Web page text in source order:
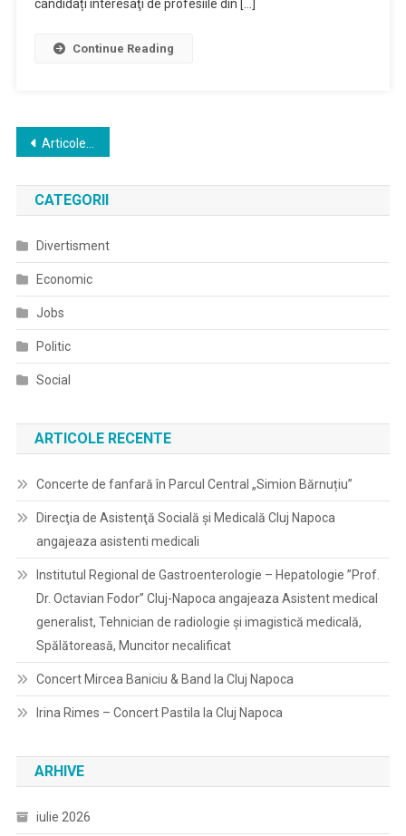
candidați interesaţi de profesiile din […]
Continue Reading
Navigare
în
articole
Articole mai vechi
CATEGORII
Divertisment
Economic
Jobs
Politic
Social
ARTICOLE RECENTE
Concerte de fanfară în Parcul Central „Simion Bărnuțiu”
Direcţia de Asistenţă Socială şi Medicală Cluj Napoca
angajeaza asistenti medicali
Institutul Regional de Gastroenterologie – Hepatologie ”Prof.
Dr. Octavian Fodor” Cluj-Napoca angajeaza Asistent medical
generalist, Tehnician de radiologie și imagistică medicală,
Spălătoreasă, Muncitor necalificat
Concert Mircea Baniciu & Band la Cluj Napoca
Irina Rimes – Concert Pastila la Cluj Napoca
ARHIVE
iulie 2026